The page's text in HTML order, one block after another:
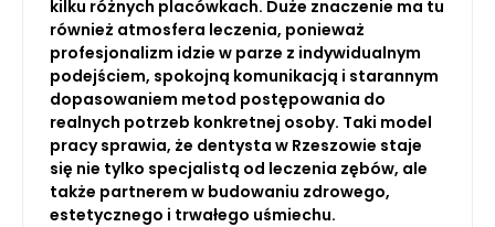
kilku różnych placówkach. Duże znaczenie ma tu
również atmosfera leczenia, ponieważ
profesjonalizm idzie w parze z indywidualnym
podejściem, spokojną komunikacją i starannym
dopasowaniem metod postępowania do
realnych potrzeb konkretnej osoby. Taki model
pracy sprawia, że dentysta w Rzeszowie staje
się nie tylko specjalistą od leczenia zębów, ale
także partnerem w budowaniu zdrowego,
estetycznego i trwałego uśmiechu.